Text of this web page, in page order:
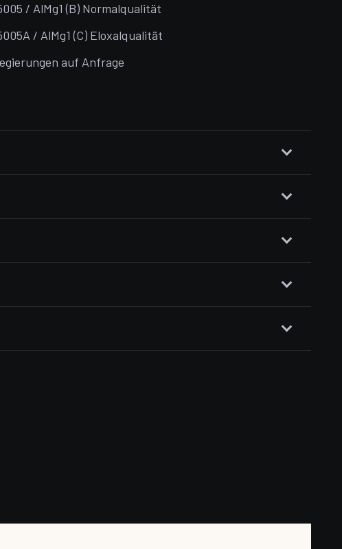
/ AlMg1 (B) Normalqualität
/ AlMg1 (C) Eloxalqualität
auf Anfrage